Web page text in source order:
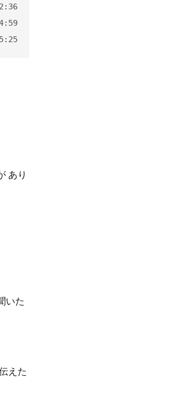
あり
いた
えた